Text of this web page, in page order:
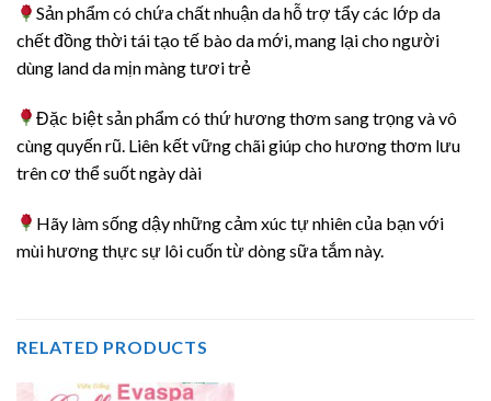
Sản phẩm có chứa chất nhuận da hỗ trợ tẩy các lớp da
chết đồng thời tái tạo tế bào da mới, mang lại cho người
dùng land da mịn màng tươi trẻ
Đặc biệt sản phẩm có thứ hương thơm sang trọng và vô
cùng quyến rũ. Liên kết vững chãi giúp cho hương thơm lưu
trên cơ thể suốt ngày dài
Hãy làm sống dậy những cảm xúc tự nhiên của bạn với
mùi hương thực sự lôi cuốn từ dòng sữa tắm này.
RELATED PRODUCTS